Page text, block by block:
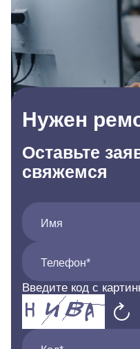
Нужен
Оставьте
свяжемся
Имя
Телефон*
Введите код с